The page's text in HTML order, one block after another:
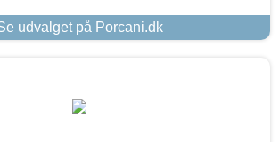
udvalget på Porcani.dk